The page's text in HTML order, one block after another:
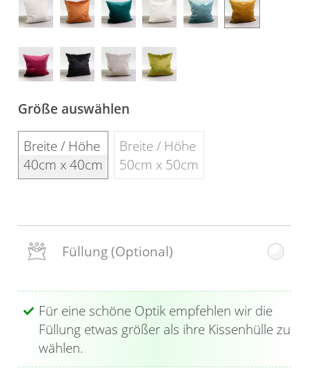
Gardinenstange
Stoffe
Panneaux
Größe auswählen
Breite / Höhe
40cm x 40cm
Breite / Höhe
50cm x 50cm
Füllung(Optional)
Für eine schöne Optik empfehlen wir die
Füllung etwas größer als ihre Kissenhülle zu
wählen.